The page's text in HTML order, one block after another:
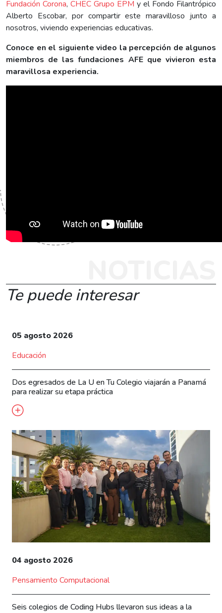
Fundación Corona, CHEC Grupo EPM y el Fondo Filantrópico
Alberto Escobar, por compartir este maravilloso junto a
nosotros, viviendo experiencias educativas.
Conoce en el siguiente video la percepción de algunos
miembros de las fundaciones AFE que vivieron esta
maravillosa experiencia.
Te puede interesar
05 agosto 2026
Educación
Dos egresados de La U en Tu Colegio viajarán a Panamá
para realizar su etapa práctica
04 agosto 2026
Pensamiento Computacional
Seis colegios de Coding Hubs llevaron sus ideas a la